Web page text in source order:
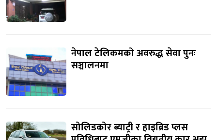
नेपाल टेलिकमको अवरुद्ध सेवा पुनः
सञ्चालनमा
सोलिडकोर ब्याट्री र हाइब्रिड प्लस